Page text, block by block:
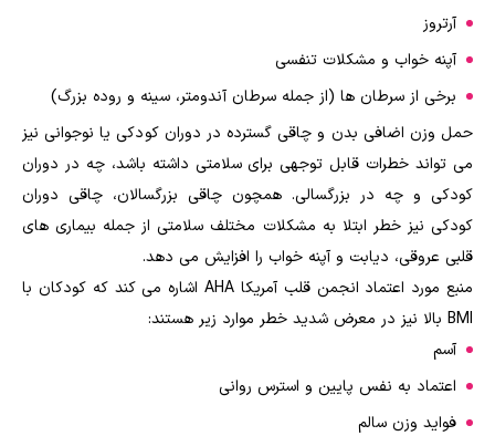
آرتروز
آپنه خواب و مشکلات تنفسی
برخی از سرطان ها (از جمله سرطان آندومتر، سینه و روده بزرگ)
حمل وزن اضافی بدن و چاقی گسترده در دوران کودکی یا نوجوانی نیز
می تواند خطرات قابل توجهی برای سلامتی داشته باشد، چه در دوران
کودکی و چه در بزرگسالی. همچون چاقی بزرگسالان، چاقی دوران
کودکی نیز خطر ابتلا به مشکلات مختلف سلامتی از جمله بیماری های
قلبی عروقی، دیابت و آپنه خواب را افزایش می دهد.
منبع مورد اعتماد انجمن قلب آمریکا AHA اشاره می کند که کودکان با
BMI بالا نیز در معرض شدید خطر موارد زیر هستند:
آسم
اعتماد به نفس پایین و استرس روانی
فواید وزن سالم